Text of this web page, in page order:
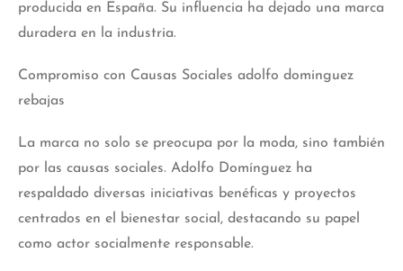
producida en España. Su influencia ha dejado una marca
duradera en la industria.
Compromiso con Causas Sociales adolfo dominguez
rebajas
La marca no solo se preocupa por la moda, sino también
por las causas sociales. Adolfo Domínguez ha
respaldado diversas iniciativas benéficas y proyectos
centrados en el bienestar social, destacando su papel
como actor socialmente responsable.